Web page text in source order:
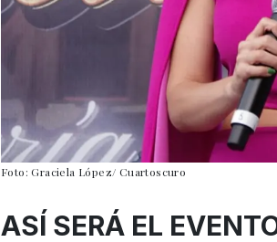
Foto: Graciela López/ Cuartoscuro
ASÍ SERÁ EL